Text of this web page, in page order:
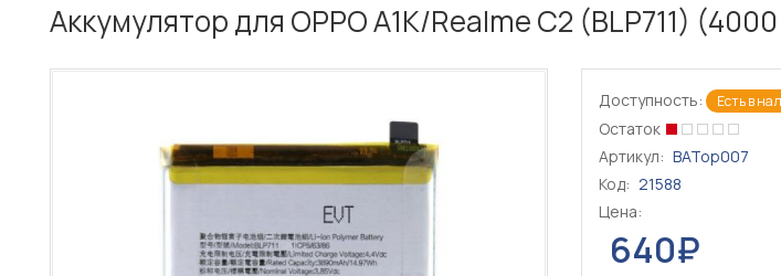
Аккумулятор для OPPO A1K/Realme C2 (BLP711)
Доступность: Есть в
Остаток
Артикул: BATop007
Код: 21588
Цена:
640₽